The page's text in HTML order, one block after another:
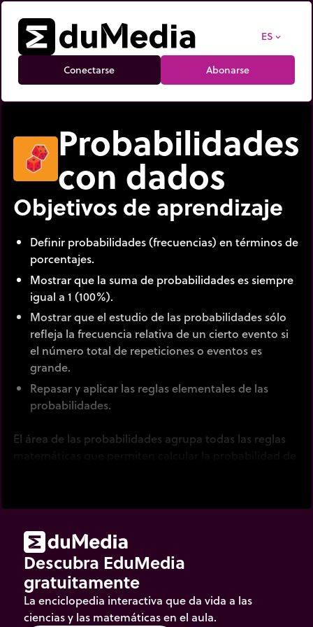
ES expand_more
Conectarse Abonarse
Probabilidades
con dados
Objetivos de aprendizaje
Definir probabilidades (frecuencias) en términos de
porcentajes.
Mostrar que la suma de probabilidades es siempre
igual a 1 (100%).
Mostrar que el estudio de las probabilidades sólo
refleja la frecuencia relativa de un cierto evento si
el número total de repeticiones o eventos es
grande.
Repasar y aplicar las reglas elementales de las
probabilidades.
El área de las probabilidades agrupa todas las reglas
juegos de azar.
Así, la probabilidad de obtener un 6 al hacer rodar un
solo dado es de 1/6. Pero la frecuencia observada de
este evento puede diferir de este valor teórico.
La frecuencia se aproxima a esta probabilidad cuando
el dado se hace rodar un gran número de veces.
Descubra EduMedia
gratuitamente
La enciclopedia interactiva que da vida a las
ciencias y las matemáticas en el aula.